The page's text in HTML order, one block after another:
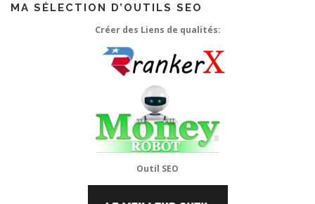
MA SÉLECTION D’OUTILS SEO
Créer des Liens de qualités:
Outil SEO